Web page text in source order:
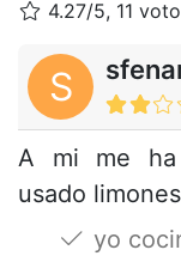
4.27/5, 11
S
A mi me ha
usado
yo